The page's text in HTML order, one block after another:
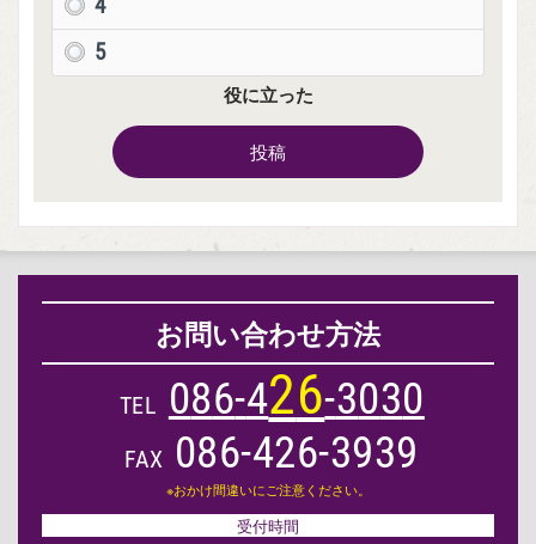
4
5
役に立った
投稿
お問い合わせ方法
TEL 086-426-3030
FAX 086-426-3939
※おかけ間違いにご注意ください。
受付時間